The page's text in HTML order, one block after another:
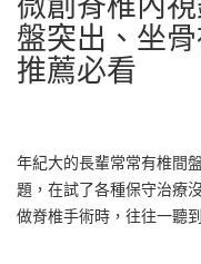
盤突出、坐
推薦必看
年紀大的長輩常常有椎間
題，在試了各種保守治療
做脊椎手術時，往往一聽